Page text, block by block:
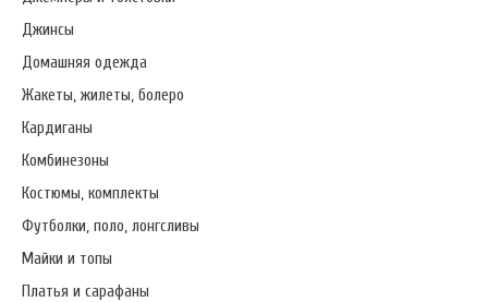
Джинсы
Домашняя одежда
Жакеты, жилеты, болеро
Кардиганы
Комбинезоны
Костюмы, комплекты
Футболки, поло, лонгсливы
Майки и топы
Платья и сарафаны